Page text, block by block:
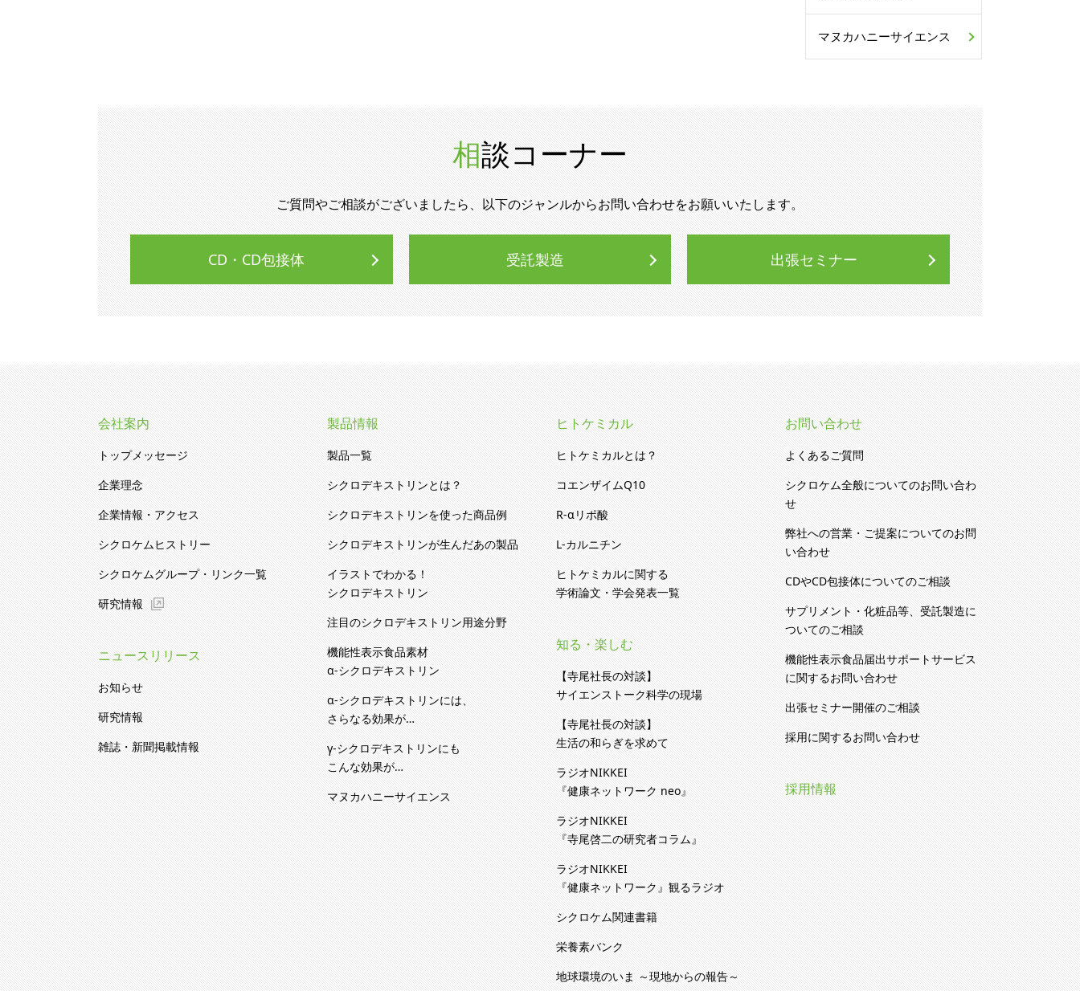
マヌカハニーサイエンス
相談コーナー
ご質問やご相談がございましたら、以下のジャンルからお問い合わせをお願いいたします。
CD・CD包接体 受託製造 出張セミナー
会社案内
トップメッセージ
企業理念
企業情報・アクセス
シクロケムヒストリー
シクロケムグループ・リンク一覧
研究情報
ニュースリリース
お知らせ
研究情報
雑誌・新聞掲載情報
製品情報
製品一覧
シクロデキストリンとは？
シクロデキストリンを使った商品例
シクロデキストリンが生んだあの製品
イラストでわかる！
シクロデキストリン
注目のシクロデキストリン用途分野
機能性表示食品素材
α-シクロデキストリン
α-シクロデキストリンには、
さらなる効果が…
γ-シクロデキストリンにも
こんな効果が…
マヌカハニーサイエンス
ヒトケミカル
ヒトケミカルとは？
コエンザイムQ10
R-αリポ酸
L-カルニチン
ヒトケミカルに関する
学術論文・学会発表一覧
知る・楽しむ
【寺尾社長の対談】
サイエンストーク科学の現場
【寺尾社長の対談】
生活の和らぎを求めて
ラジオNIKKEI
『健康ネットワーク neo』
ラジオNIKKEI
『寺尾啓二の研究者コラム』
ラジオNIKKEI
『健康ネットワーク』観るラジオ
シクロケム関連書籍
栄養素バンク
地球環境のいま ～現地からの報告～
お問い合わせ
よくあるご質問
シクロケム全般についてのお問い合わ
せ
弊社への営業・ご提案についてのお問
い合わせ
CDやCD包接体についてのご相談
サプリメント・化粧品等、受託製造に
ついてのご相談
機能性表示食品届出サポートサービス
に関するお問い合わせ
出張セミナー開催のご相談
採用に関するお問い合わせ
採用情報